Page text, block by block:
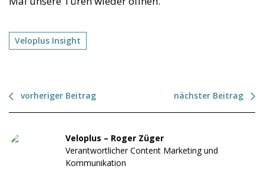
Veloplus Insight
vorheriger Beitrag nächster Beitrag
Veloplus – Roger Züger
Verantwortlicher Content Marketing und
Kommunikation